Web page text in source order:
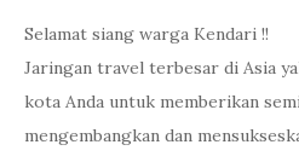
Selamat siang warga Kendari !!
Jaringan travel terbesar di Asia
kota Anda untuk memberikan
mengembangkan dan